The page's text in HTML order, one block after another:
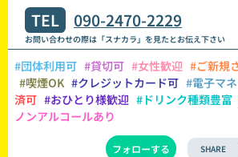
TEL 090-2470-2229
お問い合わせの際は「スナカラ」を見たとお伝え下さい
#団体利用可 #貸切可 #女性歓迎 #ご新規
#喫煙OK #クレジットカード可 #電子マ
済可 #おひとり様歓迎 #ドリンク種類豊富
ノンアルコールあり
フォローする SHARE